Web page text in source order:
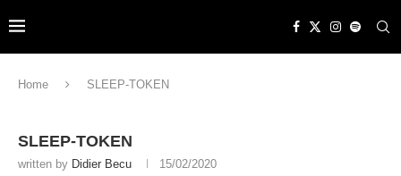
Home SLEEP-TOKEN
SLEEP-TOKEN
written by Didier Becu 15/02/2020